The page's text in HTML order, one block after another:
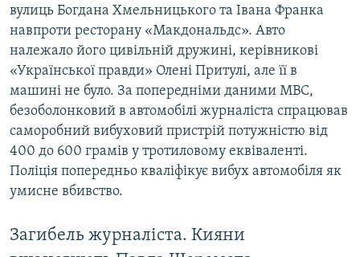
вулиць Богдана Хмельницького та Івана Франка
навпроти ресторану «Макдональдс». Авто
належало його цивільній дружині, керівникові
«Української правди» Олені Притулі, але її в
машині не було. За попередніми даними МВС,
безоболонковий в автомобілі журналіста спрацював
саморобний вибуховий пристрій потужністю від
400 до 600 грамів у тротиловому еквіваленті.​
Поліція попередньо кваліфікує вибух автомобіля як
умисне вбивство.​
Загибель журналіста. Кияни